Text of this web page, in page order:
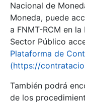
Nacional de
Moneda, puede
a FNMT-RCM en
Sector Público
Plataforma de
(https://
También podrá
de los